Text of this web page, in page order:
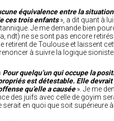
équivalence entre la
ces trois enfants», a dit quant à
Je me demande bien
ndt) ne se sont pas encore
retirent de Toulouse et laissent
à suivre la logique sioniste…
Pour quelqu’un qui occupe la
est détestable. Elle
qu’elle a causée». Je me
des juifs avec celle de goyim
en quoi que soit supérieure